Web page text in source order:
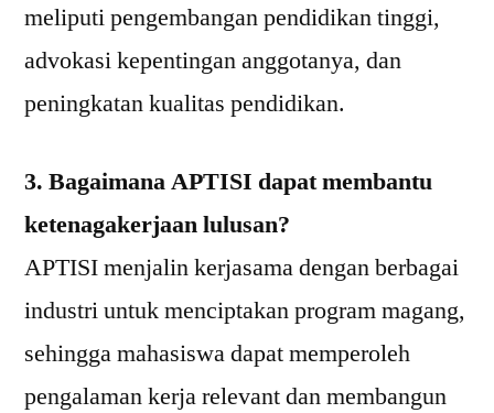
meliputi pengembangan pendidikan tinggi,
advokasi kepentingan anggotanya, dan
peningkatan kualitas pendidikan.
3. Bagaimana APTISI dapat membantu
ketenagakerjaan lulusan?
APTISI menjalin kerjasama dengan berbagai
industri untuk menciptakan program magang,
sehingga mahasiswa dapat memperoleh
pengalaman kerja relevant dan membangun